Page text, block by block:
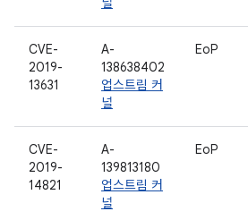
CVE-
2019-
13631
A-
138638402
업스트림 커
널
EoP
CVE-
2019-
14821
A-
139813180
업스트림 커
널
EoP